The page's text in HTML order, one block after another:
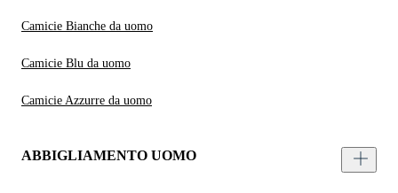
Camicie Bianche da uomo
Camicie Blu da uomo
Camicie Azzurre da uomo
ABBIGLIAMENTO UOMO